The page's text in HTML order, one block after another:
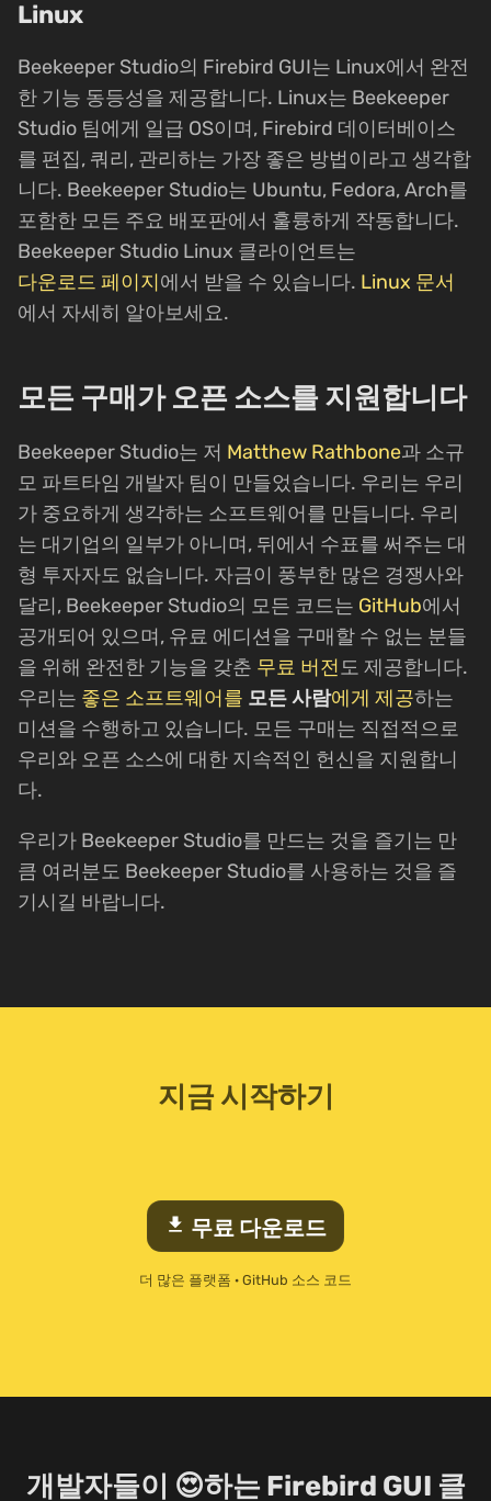
Linux
Beekeeper Studio의 Firebird GUI는 Linux에서 완전
한 기능 동등성을 제공합니다. Linux는 Beekeeper
Studio 팀에게 일급 OS이며, Firebird 데이터베이스
를 편집, 쿼리, 관리하는 가장 좋은 방법이라고 생각합
니다. Beekeeper Studio는 Ubuntu, Fedora, Arch를
포함한 모든 주요 배포판에서 훌륭하게 작동합니다.
Beekeeper Studio Linux 클라이언트는
다운로드 페이지에서 받을 수 있습니다. Linux 문서
에서 자세히 알아보세요.
모든 구매가 오픈 소스를 지원합니다
Beekeeper Studio는 저 Matthew Rathbone과 소규
모 파트타임 개발자 팀이 만들었습니다. 우리는 우리
가 중요하게 생각하는 소프트웨어를 만듭니다. 우리
는 대기업의 일부가 아니며, 뒤에서 수표를 써주는 대
형 투자자도 없습니다. 자금이 풍부한 많은 경쟁사와
달리, Beekeeper Studio의 모든 코드는 GitHub에서
공개되어 있으며, 유료 에디션을 구매할 수 없는 분들
을 위해 완전한 기능을 갖춘 무료 버전도 제공합니다.
우리는 좋은 소프트웨어를 모든 사람에게 제공하는
미션을 수행하고 있습니다. 모든 구매는 직접적으로
우리와 오픈 소스에 대한 지속적인 헌신을 지원합니
다.
우리가 Beekeeper Studio를 만드는 것을 즐기는 만
큼 여러분도 Beekeeper Studio를 사용하는 것을 즐
기시길 바랍니다.
지금 시작하기
download 무료 다운로드
더 많은 플랫폼 · GitHub 소스 코드
개발자들이 😍하는 Firebird GUI 클